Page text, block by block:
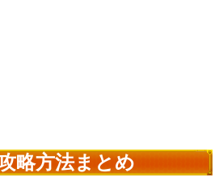
略方法まとめ